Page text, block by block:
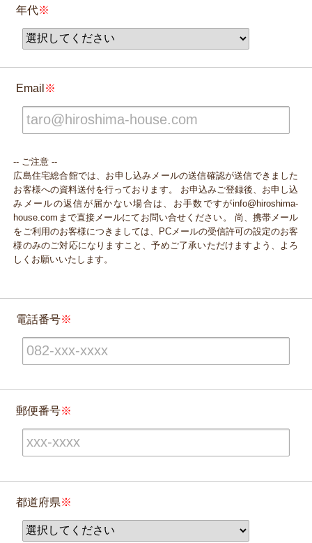
年代
Email
-- ご注意 --
広島住宅総合館では、お申し込みメールの送信確認が送信できました
お客様への資料送付を行っております。 お申込みご登録後、お申し込
みメールの返信が届かない場合は、お手数ですがinfo@hiroshima-
house.comまで直接メールにてお問い合せください。 尚、携帯メール
をご利用のお客様につきましては、PCメールの受信許可の設定のお客
様のみのご対応になりますこと、予めご了承いただけますよう、よろ
しくお願いいたします。
電話番号
郵便番号
都道府県